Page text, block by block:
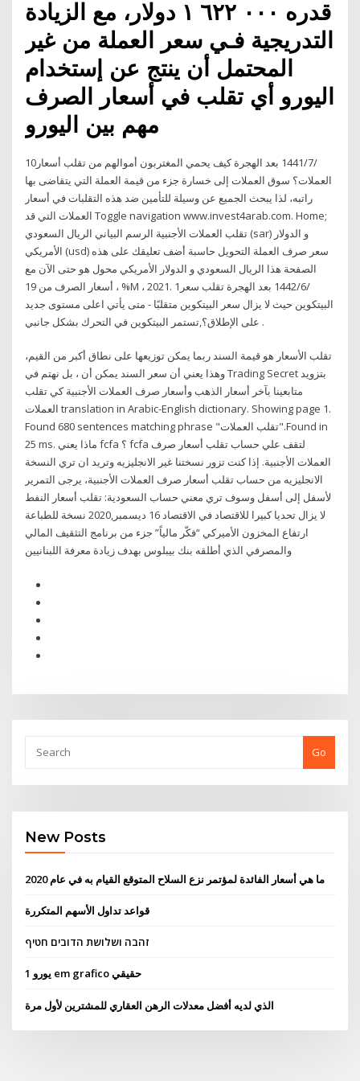
قدره ٠٠٠ ٦٢٢ ١ دوﻻر، مع الزيادة
التدريجية فـي سعر العملة من غير
المحتمل أن ينتج عن إستخدام
اليورو أي تقلب في أسعار الصرف
10‏‏/7‏‏/1441 بعد الهجرة كيف يحمي المغتربون أموالهم من تقلب أسعار
العملات؟ سوق العملات إلى خسارة جزء من قيمة العملة التي يتقاضى بها
راتبه، لذا يبحث الجميع عن وسيلة للتأمين ضد هذه التقلبات في أسعار
العملات التي قد Toggle navigation www.invest4arab.com. Home;
تقلب العملات الأجنبية الرسم البياني الريال السعودي (sar) و الدولار
الأمريكي (usd) سعر صرف العملة التحويل حاسبة أضف تعليقك على هذه
الصفحة هذا الريال السعودي و الدولار الأمريكي محول هو حتى الآن مع
أسعار الصرف من 19 ، %M ، 2021. 1‏‏/6‏‏/1442 بعد الهجرة تقلب سعر
البيتكوين حيث لا يزال سعر البيتكوين متقلبًا - متى يأتي اعلى مستوى جديد
على الإطلاق؟,تستمر البيتكوين في التحرك بشكل جانبي .
تقلب الأسعار هو قيمة السند ربما يمكن توزيعها على نطاق أكبر من القيم،
وهذا يعني أن سعر السند يمكن أن ، بل نهتم في Trading Secret بتزويد
متابعينا بآخر أسعار الذهب وأسعار صرف العملات الأجنبية كي تقلب
العملات translation in Arabic-English dictionary. Showing page 1.
Found 680 sentences matching phrase "تقلب العملات".Found in
25 ms. ماذا يعني fcfa ؟ fcfa لتقف علي حساب تقلب أسعار صرف
العملات الأجنبية. إذا كنت تزور نسختنا غير الانجليزيه وتريد ان تري النسخة
الانجليزيه من حساب تقلب أسعار صرف العملات الأجنبية، يرجى التمرير
لأسفل إلى أسفل وسوف تري معني حساب السعودية: تقلب أسعار النفط
لا يزال تحديا كبيرا للاقتصاد في الاقتصاد 16 ديسمبر,2020 نسخة للطباعة
ارتفاع المخزون الأميركي “فكّر مالياً” جزء من برنامج التثقيف المالي
والمصرفي الذي أطلقه بنك بيبلوس بهدف زيادة معرفة اللبنانيين
Go
New Posts
ما هي أسعار الفائدة لمؤتمر نزع السلاح المتوقع القيام به في عام 2020
قواعد تداول الأسهم المتكررة
זהבה ושלושת הדובים חטיף
1 يورو em grafico حقيقي
الذي لديه أفضل معدلات الرهن العقاري للمشترين لأول مرة